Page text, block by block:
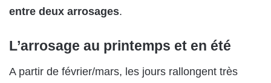
entre deux arrosages.
L’arrosage au printemps et en été
A partir de février/mars, les jours rallongent très